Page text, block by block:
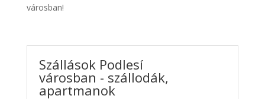
városban!
Szállások Podlesí
városban - szállodák,
apartmanok